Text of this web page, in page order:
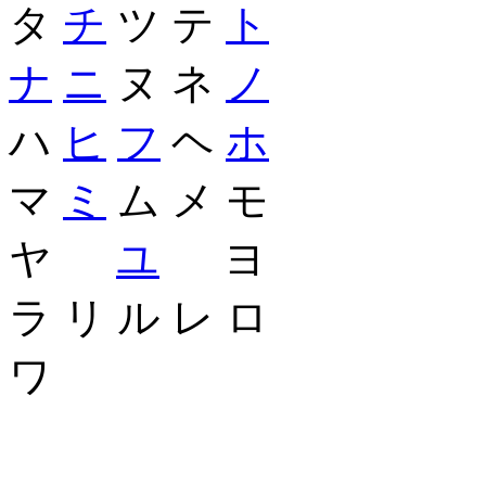
タ チ ツ テ
ト
ナ ニ ヌ ネ ノ
ハ ヒ フ ヘ ホ
マ ミ ム メ モ
ヤ ユ ヨ
ラ リ ル レ ロ
ワ